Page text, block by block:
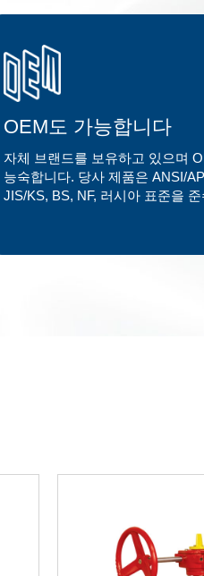
OEM도 가능합니다
자체 브랜드를 보유하고 있으며
능숙합니다. 당사 제품은 ANSI/
JIS/KS, BS, NF, 러시아 표준을